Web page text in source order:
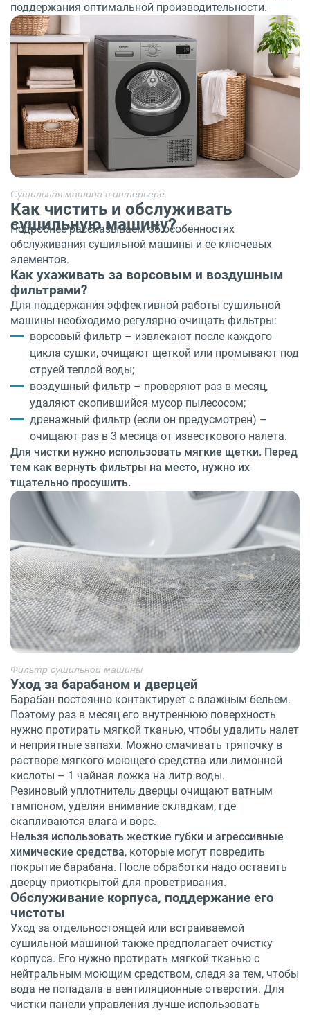
поддержания оптимальной производительности.
Сушильная машина в интерьере
Как чистить и обслуживать
сушильную машину?
Подробнее рассказываем об особенностях
обслуживания сушильной машины и ее ключевых
элементов.
Как ухаживать за ворсовым и воздушным
фильтрами?
Для поддержания эффективной работы сушильной
машины необходимо регулярно очищать фильтры:
ворсовый фильтр – извлекают после каждого
цикла сушки, очищают щеткой или промывают под
струей теплой воды;
воздушный фильтр – проверяют раз в месяц,
удаляют скопившийся мусор пылесосом;
дренажный фильтр (если он предусмотрен) –
очищают раз в 3 месяца от известкового налета.
Для чистки нужно использовать мягкие щетки. Перед
тем как вернуть фильтры на место, нужно их
тщательно просушить.
Фильтр сушильной машины
Уход за барабаном и дверцей
Барабан постоянно контактирует с влажным бельем.
Поэтому раз в месяц его внутреннюю поверхность
нужно протирать мягкой тканью, чтобы удалить налет
и неприятные запахи. Можно смачивать тряпочку в
растворе мягкого моющего средства или лимонной
кислоты – 1 чайная ложка на литр воды.
Резиновый уплотнитель дверцы очищают ватным
тампоном, уделяя внимание складкам, где
скапливаются влага и ворс.
Нельзя использовать жесткие губки и агрессивные
химические средства, которые могут повредить
покрытие барабана. После обработки надо оставить
дверцу приоткрытой для проветривания.
Обслуживание корпуса, поддержание его
чистоты
Уход за отдельностоящей или встраиваемой
сушильной машиной также предполагает очистку
корпуса. Его нужно протирать мягкой тканью с
нейтральным моющим средством, следя за тем, чтобы
вода не попадала в вентиляционные отверстия. Для
чистки панели управления лучше использовать